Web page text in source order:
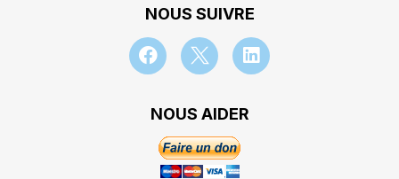
NOUS SUIVRE
NOUS AIDER